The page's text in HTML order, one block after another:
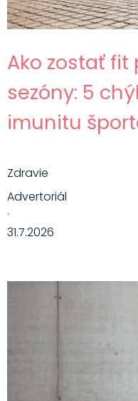
Ako zostať fit
sezóny: 5
imunitu
Zdravie
Advertoriál
·
31.7.2026